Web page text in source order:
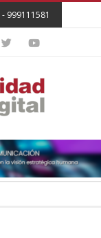
999111581